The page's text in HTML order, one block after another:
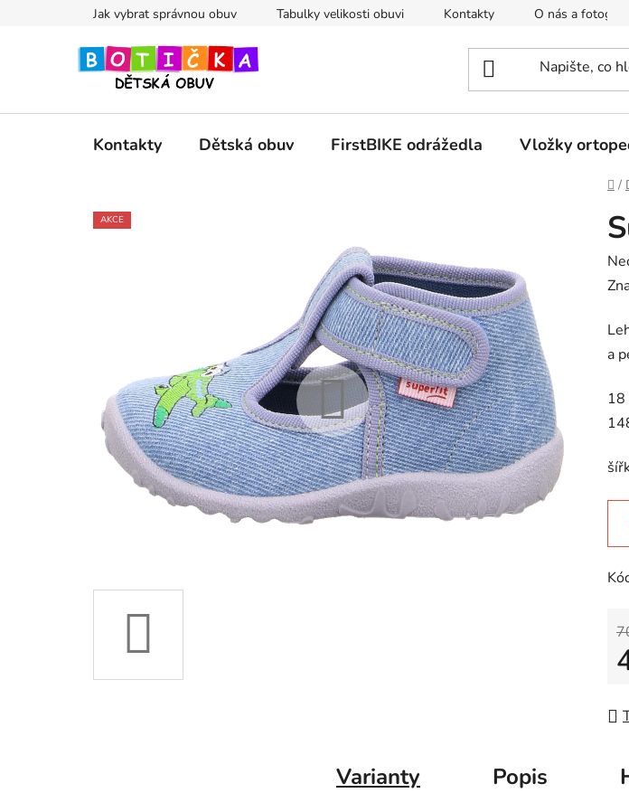
Jak vybrat správnou obuv Tabulky velikosti obuvi Kontakty O nás a
Kontakty Dětská obuv FirstBIKE odrážedla Vložky
/
je
0,0
5
a
AKCE
Varianty Popis